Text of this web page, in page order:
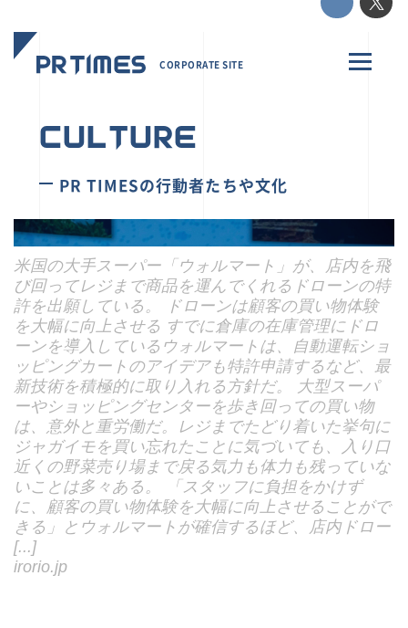
米国の大手スーパー「ウォルマート」が、店内を飛
び回ってレジまで商品を運んでくれるドローンの特
許を出願している。 ドローンは顧客の買い物体験
を大幅に向上させる すでに倉庫の在庫管理にドロ
ーンを導入しているウォルマートは、自動運転ショ
ッピングカートのアイデアも特許申請するなど、最
新技術を積極的に取り入れる方針だ。 大型スーパ
ーやショッピングセンターを歩き回っての買い物
は、意外と重労働だ。レジまでたどり着いた挙句に
ジャガイモを買い忘れたことに気づいても、入り口
近くの野菜売り場まで戻る気力も体力も残っていな
いことは多々ある。 「スタッフに負担をかけず
に、顧客の買い物体験を大幅に向上させることがで
きる」とウォルマートが確信するほど、店内ドロー
[...]
irorio.jp